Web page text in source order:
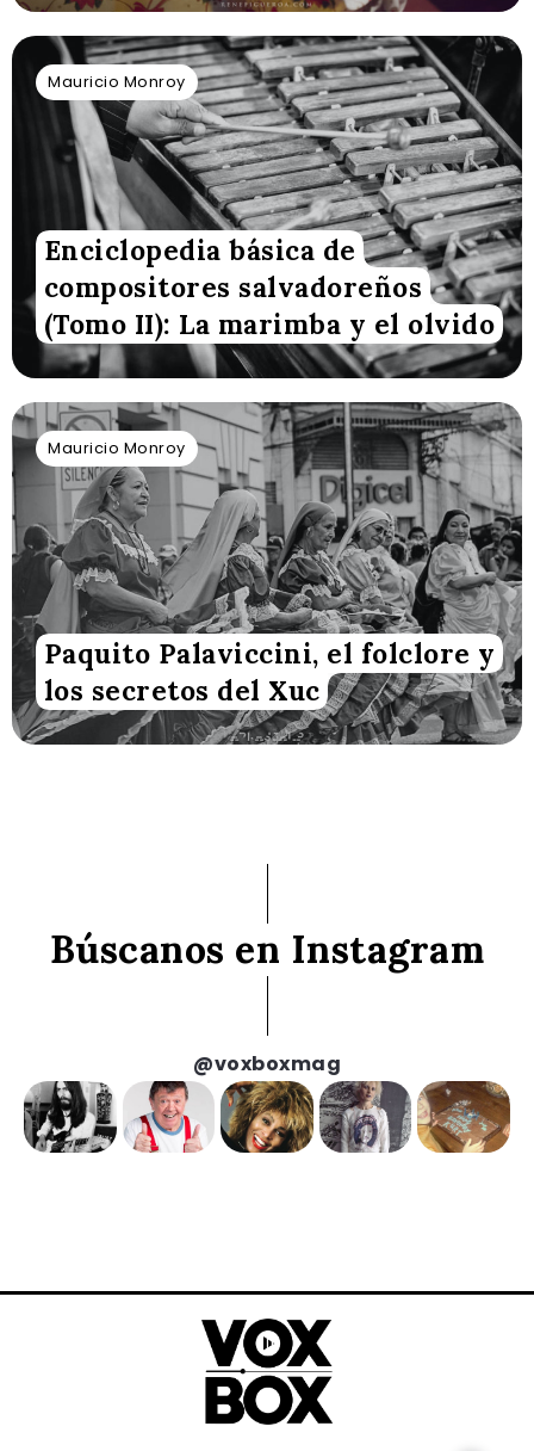
Mauricio Monroy
Enciclopedia básica de
compositores salvadoreños
(Tomo II): La marimba y el olvido
Mauricio Monroy
Paquito Palaviccini, el folclore y
los secretos del Xuc
Búscanos en Instagram
@voxboxmag